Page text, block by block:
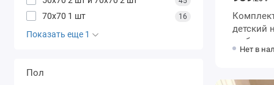
70х70 1 шт 16
Показать еще 1
Пол
детский на
из бязи с наволочкой 40х60
Нет в